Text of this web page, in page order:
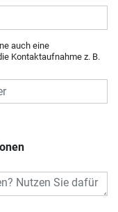
auch eine
Kontaktaufnahme z. B.